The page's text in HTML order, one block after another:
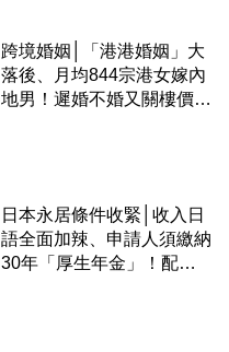
跨境婚姻│「港港婚姻」大
落後、月均844宗港女嫁內
地男！遲婚不婚又關樓價
日本永居條件收緊│收入日
語全面加辣、申請人須繳納
30年「厚生年金」！配偶